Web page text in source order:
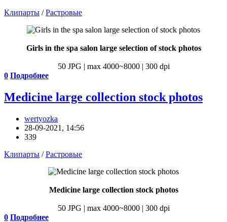
Клипарты /Растровые
Girls in the spa salon large selection of stock photos
50 JPG | max 4000~8000 | 300 dpi
0 Подробнее
Medicine large collection stock photos
wertyozka
28-09-2021, 14:56
339
Клипарты /Растровые
Medicine large collection stock photos
50 JPG | max 4000~8000 | 300 dpi
0 Подробнее